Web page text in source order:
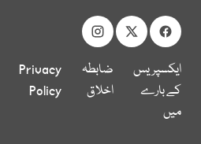
ایکسپریس
کے بارے
میں
ضابطہ
اخلاق
Privacy
Policy